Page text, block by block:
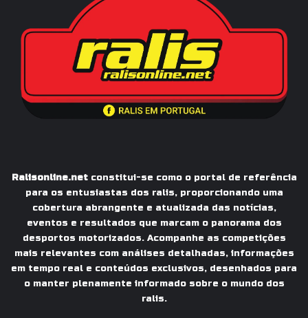
Ralisonline.netconstitui-se como o portal de referência
para os entusiastas dos ralis, proporcionando uma
cobertura abrangente e atualizada das notícias,
eventos e resultados que marcam o panorama dos
desportos motorizados. Acompanhe as competições
mais relevantes com análises detalhadas, informações
em tempo real e conteúdos exclusivos, desenhados para
o manter plenamente informado sobre o mundo dos
ralis.